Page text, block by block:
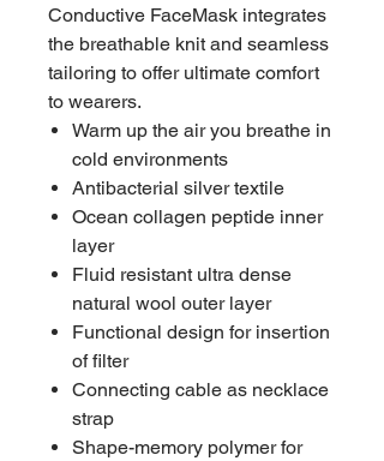
Conductive FaceMask integrates
the breathable knit and seamless
tailoring to offer ultimate comfort
to wearers.
Warm up the air you breathe in
cold environments
Antibacterial silver textile
Ocean collagen peptide inner
layer
Fluid resistant ultra dense
natural wool outer layer
Functional design for insertion
of filter
Connecting cable as necklace
strap
Shape-memory polymer for